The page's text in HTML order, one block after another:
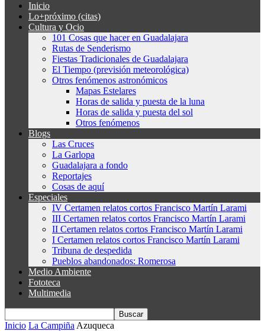
Inicio
Lo+próximo (citas)
Cultura y Ocio
101 Cosas que hacer en Guadalajara
Rutas de Senderismo
Fiestas Tradicionales de Guadalajara
El Tiempo (previsión meteorológica)
Otros fenómenos astronómicos
Mapas Estelares
Horas de salida y puesta de la luna
Horas de salida y puesta del sol
Otros fenómenos
Blogs
Las Cruces
La Garlopa
Guadalajara a fondo
Reportajes
Cosas de aquí
Especiales
IV Certamen relatos cortos Francisco Martín Larami
III Certamen relatos cortos Francisco Martín Larami
II Certamen relatos cortos Francisco Martín Larami
I Certamen relatos cortos Francisco Martín Larami
Tribuna de despedida
Pueblos abandonados: Romerosa
Medio Ambiente
Fototeca
Multimedia
Inicio La Campiña Azuqueca